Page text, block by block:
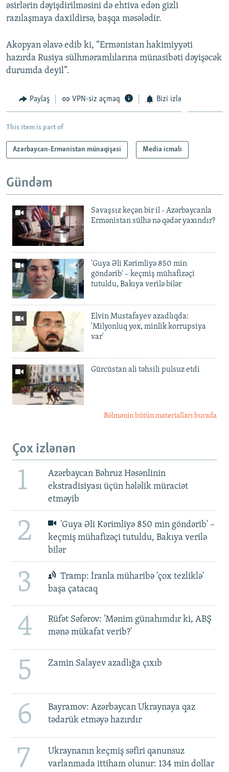
əsirlərin dəyişdirilməsini də ehtiva edən gizli
razılaşmaya daxildirsə, başqa məsələdir.
Akopyan əlavə edib ki, “Ermənistan hakimiyyəti
hazırda Rusiya sülhməramlılarına münasibəti dəyişəcək
durumda deyil”.
Paylaş VPN-siz açmaq Bizi izlə
This item is part of
Azərbaycan-Ermənistan münaqişəsi Media icmalı
Gündəm
Savaşsız keçən bir il - Azərbaycanla
Ermənistan sülhə nə qədər yaxındır?
'Guya Əli Kərimliyə 850 min
göndərib' – keçmiş mühafizəçi
tutuldu, Bakıya verilə bilər
Elvin Mustafayev azadlıqda:
'Milyonluq yox, minlik korrupsiya
var'
Gürcüstan ali təhsili pulsuz etdi
Bölmənin bütün materialları burada
Çox izlənən
1
Azərbaycan Bəhruz Həsənlinin
ekstradisiyası üçün hələlik müraciət
etməyib
2
'Guya Əli Kərimliyə 850 min göndərib' –
keçmiş mühafizəçi tutuldu, Bakıya verilə
bilər
3
Tramp: İranla müharibə 'çox tezliklə'
başa çatacaq
4
Rüfət Səfərov: 'Mənim günahımdır ki, ABŞ
mənə mükafat verib?'
5 Zamin Salayev azadlığa çıxıb
6
Bayramov: Azərbaycan Ukraynaya qaz
tədarük etməyə hazırdır
7
Ukraynanın keçmiş səfiri qanunsuz
varlanmada ittiham olunur: 134 min dollar